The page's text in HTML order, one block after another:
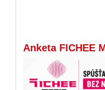
Anketa FICHEE